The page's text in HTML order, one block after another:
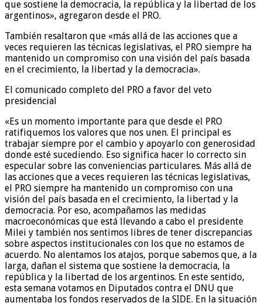
que sostiene la democracia, la república y la libertad de los
argentinos», agregaron desde el PRO.
También resaltaron que «más allá de las acciones que a
veces requieren las técnicas legislativas, el PRO siempre ha
mantenido un compromiso con una visión del país basada
en el crecimiento, la libertad y la democracia».
El comunicado completo del PRO a favor del veto
presidencial
«Es un momento importante para que desde el PRO
ratifiquemos los valores que nos unen. El principal es
trabajar siempre por el cambio y apoyarlo con generosidad
donde esté sucediendo. Eso significa hacer lo correcto sin
especular sobre las conveniencias particulares. Más allá de
las acciones que a veces requieren las técnicas legislativas,
el PRO siempre ha mantenido un compromiso con una
visión del país basada en el crecimiento, la libertad y la
democracia. Por eso, acompañamos las medidas
macroeconómicas que está llevando a cabo el presidente
Milei y también nos sentimos libres de tener discrepancias
sobre aspectos institucionales con los que no estamos de
acuerdo. No alentamos los atajos, porque sabemos que, a la
larga, dañan el sistema que sostiene la democracia, la
república y la libertad de los argentinos. En este sentido,
esta semana votamos en Diputados contra el DNU que
aumentaba los fondos reservados de la SIDE. En la situación